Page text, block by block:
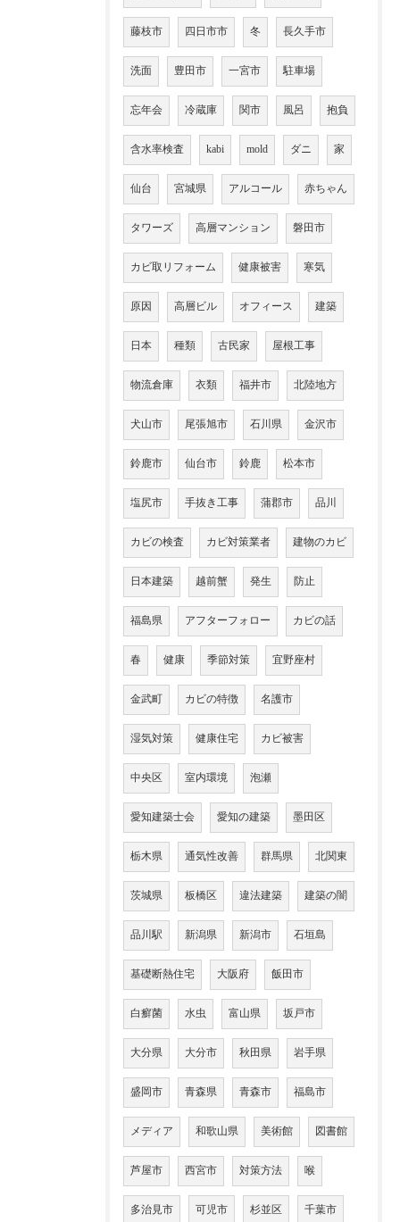
藤枝市 四日市市 冬 長久手市
洗面 豊田市 一宮市 駐車場
忘年会 冷蔵庫 関市 風呂 抱負
含水率検査 kabi mold ダニ 家
仙台 宮城県 アルコール 赤ちゃん
タワーズ 高層マンション 磐田市
カビ取リフォーム 健康被害 寒気
原因 高層ビル オフィース 建築
日本 種類 古民家 屋根工事
物流倉庫 衣類 福井市 北陸地方
犬山市 尾張旭市 石川県 金沢市
鈴鹿市 仙台市 鈴鹿 松本市
塩尻市 手抜き工事 蒲郡市 品川
カビの検査 カビ対策業者 建物のカビ
日本建築 越前蟹 発生 防止
福島県 アフターフォロー カビの話
春 健康 季節対策 宜野座村
金武町 カビの特徴 名護市
湿気対策 健康住宅 カビ被害
中央区 室内環境 泡瀬
愛知建築士会 愛知の建築 墨田区
栃木県 通気性改善 群馬県 北関東
茨城県 板橋区 違法建築 建築の闇
品川駅 新潟県 新潟市 石垣島
基礎断熱住宅 大阪府 飯田市
白癬菌 水虫 富山県 坂戸市
大分県 大分市 秋田県 岩手県
盛岡市 青森県 青森市 福島市
メディア 和歌山県 美術館 図書館
芦屋市 西宮市 対策方法 喉
多治見市 可児市 杉並区 千葉市